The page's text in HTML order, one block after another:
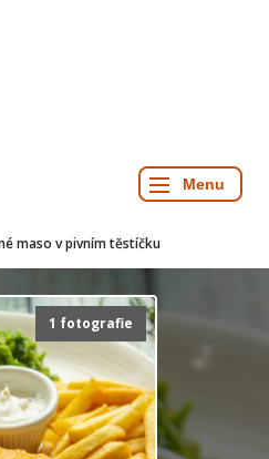
maso v pivním těstíčku
1 fotografie